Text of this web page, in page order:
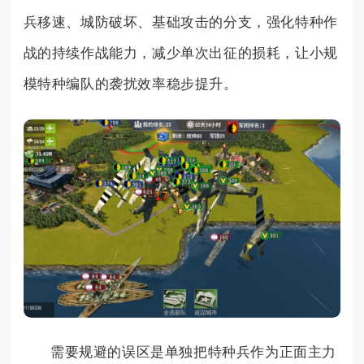
兵移速、城防破坏、基础攻击的分支，强化特种作
战的持续作战能力，减少单次出征的损耗，让小规
模特种编队的袭扰效率稳步提升。
需要规避的误区是单独把特种兵作为正面主力